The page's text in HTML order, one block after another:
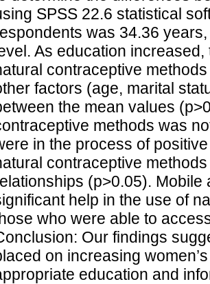
SPSS 22.6 statistical
was 34.36
As education
contraceptive
factors (age, marital
the mean values
methods was
in the process of
contraceptive
(p>0.05).
help in the use of
who were able to
Our findings
on increasing
education and